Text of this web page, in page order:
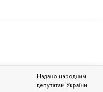
Надано народним
депутатам України